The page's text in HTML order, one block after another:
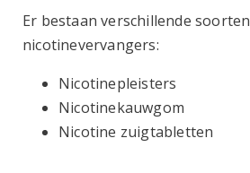
Er bestaan verschillende soorten
nicotinevervangers:
Nicotinepleisters
Nicotinekauwgom
Nicotine zuigtabletten